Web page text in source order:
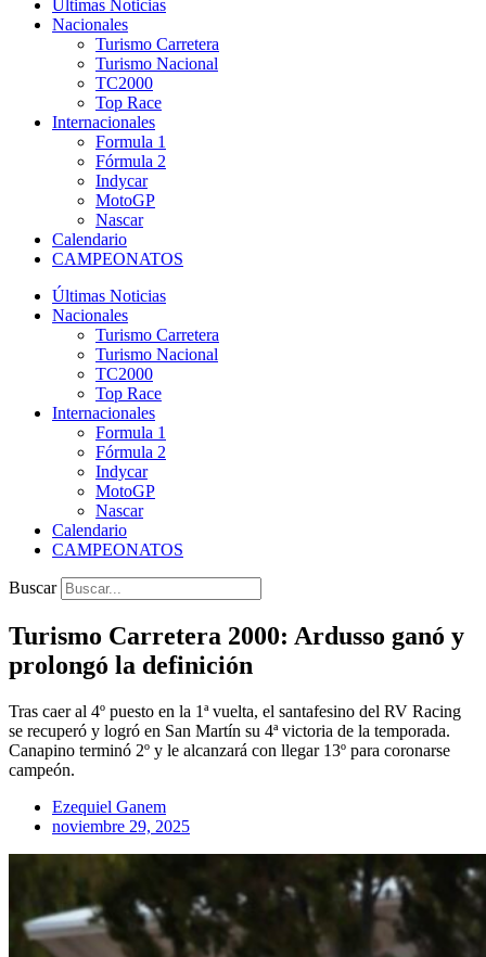
Últimas Noticias
Nacionales
Turismo Carretera
Turismo Nacional
TC2000
Top Race
Internacionales
Formula 1
Fórmula 2
Indycar
MotoGP
Nascar
Calendario
CAMPEONATOS
Últimas Noticias
Nacionales
Turismo Carretera
Turismo Nacional
TC2000
Top Race
Internacionales
Formula 1
Fórmula 2
Indycar
MotoGP
Nascar
Calendario
CAMPEONATOS
Buscar
Turismo Carretera 2000: Ardusso ganó y
prolongó la definición
Tras caer al 4º puesto en la 1ª vuelta, el santafesino del RV Racing
se recuperó y logró en San Martín su 4ª victoria de la temporada.
Canapino terminó 2º y le alcanzará con llegar 13º para coronarse
campeón.
Ezequiel Ganem
noviembre 29, 2025